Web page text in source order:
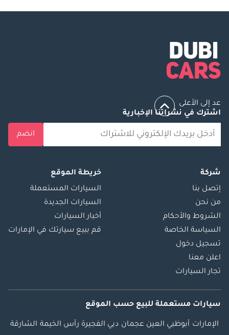
عد إلى الأعلى
اشترك في نشراتنا الإخبارية
انضم
شركة
إتصل بنا
من نحن
الشروط والأحكام
السياسة الخاصة
تسجيل دخول
اعلن معنا
تجار السيارات
خريطة الموقع
السيارات المستعملة
السيارات الجديدة
أخبار السيارات
قم ببيع سيارتك في الإمارات
سيارات مستعملة للبيع حسب الموقع
الإمارات أبوظبي العين عجمان دبي الفجيرة رأس الخيمة الشارقة